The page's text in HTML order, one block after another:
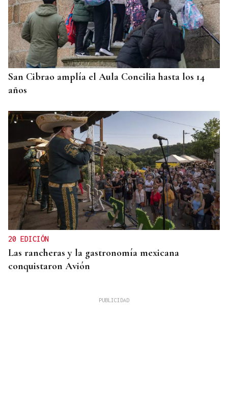
San Cibrao amplía el Aula Concilia hasta los 14
años
20 EDICIÓN
Las rancheras y la gastronomía mexicana
conquistaron Avión